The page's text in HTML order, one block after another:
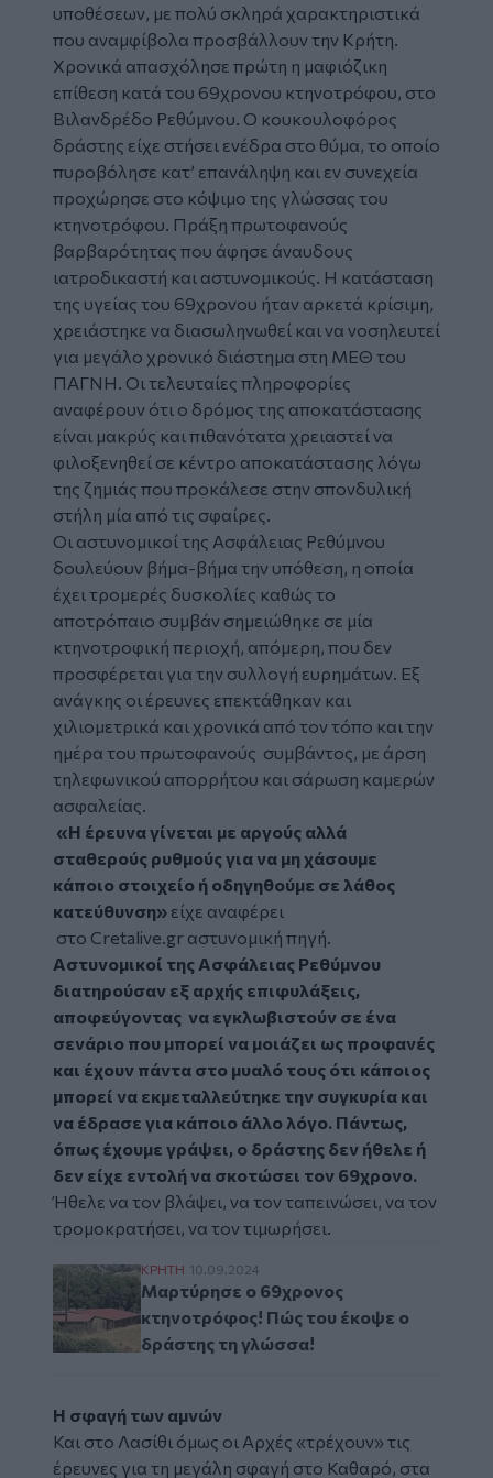
υποθέσεων, με πολύ σκληρά χαρακτηριστικά
που αναμφίβολα προσβάλλουν την Κρήτη.
Χρονικά απασχόλησε πρώτη η μαφιόζικη
επίθεση κατά του 69χρονου κτηνοτρόφου, στο
Βιλανδρέδο Ρεθύμνου. Ο κουκουλοφόρος
δράστης είχε στήσει ενέδρα στο θύμα, το οποίο
πυροβόλησε κατ’ επανάληψη και εν συνεχεία
προχώρησε στο κόψιμο της γλώσσας του
κτηνοτρόφου. Πράξη πρωτοφανούς
βαρβαρότητας που άφησε άναυδους
ιατροδικαστή και αστυνομικούς. Η κατάσταση
της υγείας του 69χρονου ήταν αρκετά κρίσιμη,
χρειάστηκε να διασωληνωθεί και να νοσηλευτεί
για μεγάλο χρονικό διάστημα στη ΜΕΘ του
ΠΑΓΝΗ. Οι τελευταίες πληροφορίες
αναφέρουν ότι ο δρόμος της αποκατάστασης
είναι μακρύς και πιθανότατα χρειαστεί να
φιλοξενηθεί σε κέντρο αποκατάστασης λόγω
της ζημιάς που προκάλεσε στην σπονδυλική
στήλη μία από τις σφαίρες.
Οι αστυνομικοί της Ασφάλειας Ρεθύμνου
δουλεύουν βήμα-βήμα την υπόθεση, η οποία
έχει τρομερές δυσκολίες καθώς το
αποτρόπαιο συμβάν σημειώθηκε σε μία
κτηνοτροφική περιοχή, απόμερη, που δεν
προσφέρεται για την συλλογή ευρημάτων. Εξ
ανάγκης οι έρευνες επεκτάθηκαν και
χιλιομετρικά και χρονικά από τον τόπο και την
ημέρα του πρωτοφανούς συμβάντος, με άρση
τηλεφωνικού απορρήτου και σάρωση καμερών
ασφαλείας.
«Η έρευνα γίνεται με αργούς αλλά
σταθερούς ρυθμούς για να μη χάσουμε
κάποιο στοιχείο ή οδηγηθούμε σε λάθος
κατεύθυνση» είχε αναφέρει
στο Cretalive.gr αστυνομική πηγή.
Αστυνομικοί της Ασφάλειας Ρεθύμνου
διατηρούσαν εξ αρχής επιφυλάξεις,
αποφεύγοντας να εγκλωβιστούν σε ένα
σενάριο που μπορεί να μοιάζει ως προφανές
και έχουν πάντα στο μυαλό τους ότι κάποιος
μπορεί να εκμεταλλεύτηκε την συγκυρία και
να έδρασε για κάποιο άλλο λόγο. Πάντως,
όπως έχουμε γράψει, ο δράστης δεν ήθελε ή
δεν είχε εντολή να σκοτώσει τον 69χρονο.
Ήθελε να τον βλάψει, να τον ταπεινώσει, να τον
τρομοκρατήσει, να τον τιμωρήσει.
Μαρτύρησε ο 69χρονος κτηνοτρόφος!
ΚΡΗΤΗ 10.09.2024
Μαρτύρησε ο 69χρονος
κτηνοτρόφος! Πώς του έκοψε ο
δράστης τη γλώσσα!
Η σφαγή των αμνών
Και στο Λασίθι όμως οι Αρχές «τρέχουν» τις
έρευνες για τη μεγάλη σφαγή στο Καθαρό, στα